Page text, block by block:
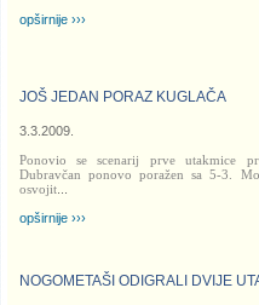
opširnije ›››
JOŠ JEDAN PORAZ KUGLAČA
3.3.2009.
Ponovio se scenarij prve utakmice
Dubravčan ponovo poražen sa 5-3.
osvojit...
opširnije ›››
NOGOMETAŠI ODIGRALI DVIJE